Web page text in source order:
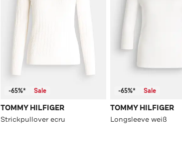
-65%* Sale
TOMMY HILFIGER
Strickpullover ecru
-65%* Sale
TOMMY HILFIGER
Longsleeve weiß